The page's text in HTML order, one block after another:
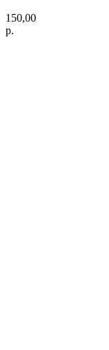
150,00
р.